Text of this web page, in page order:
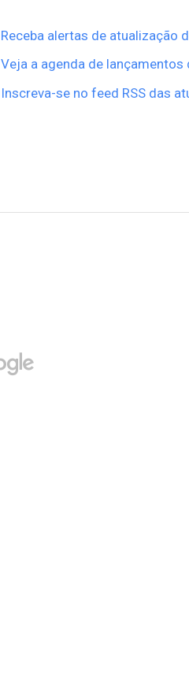
Receba alertas de atualização
Veja a agenda de lançamentos
Inscreva-se no feed RSS das